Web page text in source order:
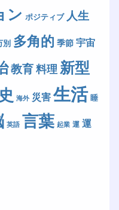
ン ポジティブ 人生
別 多角的 季節 宇宙
教育料理 新型
海外 災害生活 睡
英語 言葉 起業 運 運